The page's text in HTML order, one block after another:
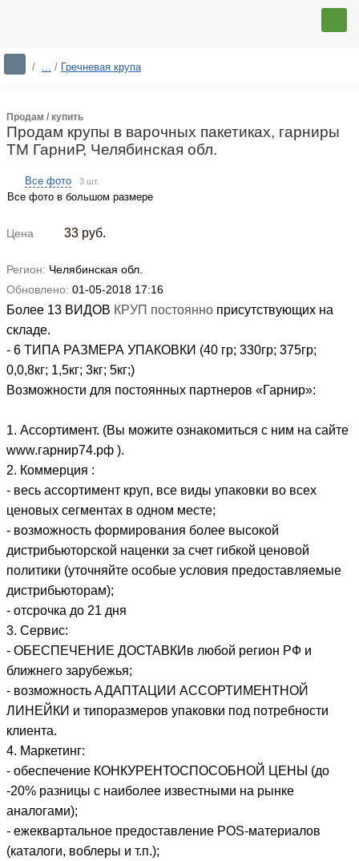
/ ... / Гречневая крупа
Продам / купить
Продам крупы в варочных пакетиках, гарниры
ТМ ГарниР, Челябинская обл.
Все фото 3 шт.
Все фото в большом размере
Цена 33 руб.
Регион: Челябинская обл.
Обновлено: 01-05-2018 17:16
Более 13 ВИДОВ КРУП постоянно присутствующих на
складе.
- 6 ТИПА РАЗМЕРА УПАКОВКИ (40 гр; 330гр; 375гр;
0,0,8кг; 1,5кг; 3кг; 5кг;)
Возможности для постоянных партнеров «Гарнир»:
1. Ассортимент. (Вы можите ознакомиться с ним на сайте
www.гарнир74.рф ).
2. Коммерция :
- весь ассортимент круп, все виды упаковки во всех
ценовых сегментах в одном месте;
- возможность формирования более высокой
дистрибьюторской наценки за счет гибкой ценовой
политики (уточняйте особые условия предоставляемые
дистрибьюторам);
- отсрочка до 21 дня
3. Сервис:
- ОБЕСПЕЧЕНИЕ ДОСТАВКИв любой регион РФ и
ближнего зарубежья;
- возможность АДАПТАЦИИ АССОРТИМЕНТНОЙ
ЛИНЕЙКИ и типоразмеров упаковки под потребности
клиента.
4. Маркетинг:
- обеспечение КОНКУРЕНТОСПОСОБНОЙ ЦЕНЫ (до
-20% разницы с наиболее известными на рынке
аналогами);
- ежеквартальное предоставление POS-материалов
(каталоги, воблеры и т.п.);